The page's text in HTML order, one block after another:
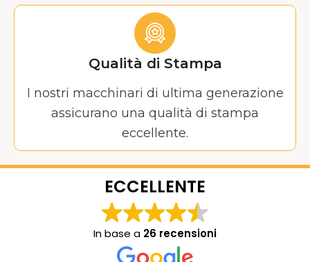
Qualità di Stampa
I nostri macchinari di ultima generazione
assicurano una qualità di stampa
eccellente.
ECCELLENTE
In base a 26 recensioni